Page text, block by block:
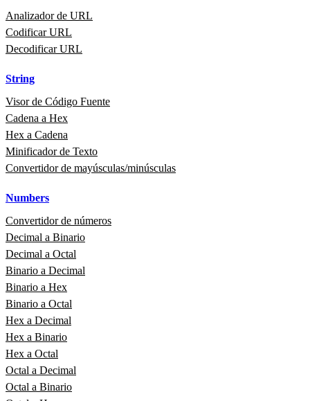
Analizador de URL
Codificar URL
Decodificar URL
String
Visor de Código Fuente
Cadena a Hex
Hex a Cadena
Minificador de Texto
Convertidor de mayúsculas/minúsculas
Numbers
Convertidor de números
Decimal a Binario
Decimal a Octal
Binario a Decimal
Binario a Hex
Binario a Octal
Hex a Decimal
Hex a Binario
Hex a Octal
Octal a Decimal
Octal a Binario